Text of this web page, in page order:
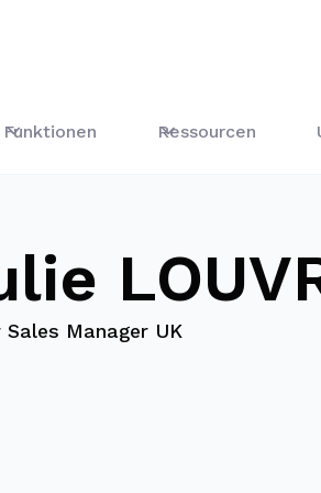
Funktionen Ressourcen
Sales Manager UK